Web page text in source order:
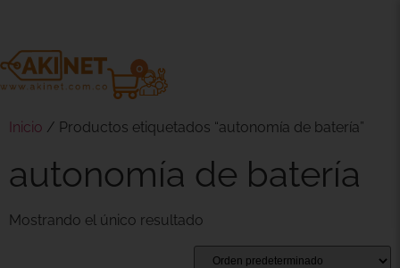
0
Inicio / Productos etiquetados “autonomía de batería”
autonomía de batería
Mostrando el único resultado